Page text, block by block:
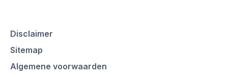
Disclaimer
Sitemap
Algemene voorwaarden